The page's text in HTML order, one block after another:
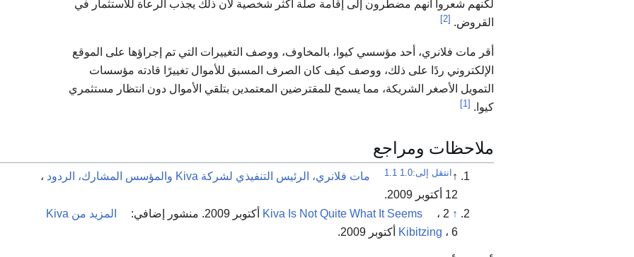
لكنهم شعروا أنهم مضطرون إلى إقامة صلة أكثر شخصية لأن ذلك يجذب الرعاة للاستثمار في
القروض. [2]
أقر مات فلانري، أحد مؤسسي كيوا، بالمخاوف، ووصف التغييرات التي تم إجراؤها على الموقع
الإلكتروني ردًا على ذلك، ووصف كيف كان الصرف المسبق للأموال تغييرًا قادته مؤسسات
التمويل الأصغر الشريكة، مما يسمح للمقترضين المعتمدين بتلقي الأموال دون انتظار مستثمري
كيوا. [1]
ملاحظات ومراجع
↑ انتقل إلى:1.0
1.1 مات فلانري، الرئيس التنفيذي لشركة Kiva والمؤسس المشارك، الردود
،
12 أكتوبر 2009.
↑
Kiva Is Not Quite What It Seems ، 2 أكتوبر 2009. منشور إضافي:
المزيد من Kiva
Kibitzing ، 6 أكتوبر 2009.